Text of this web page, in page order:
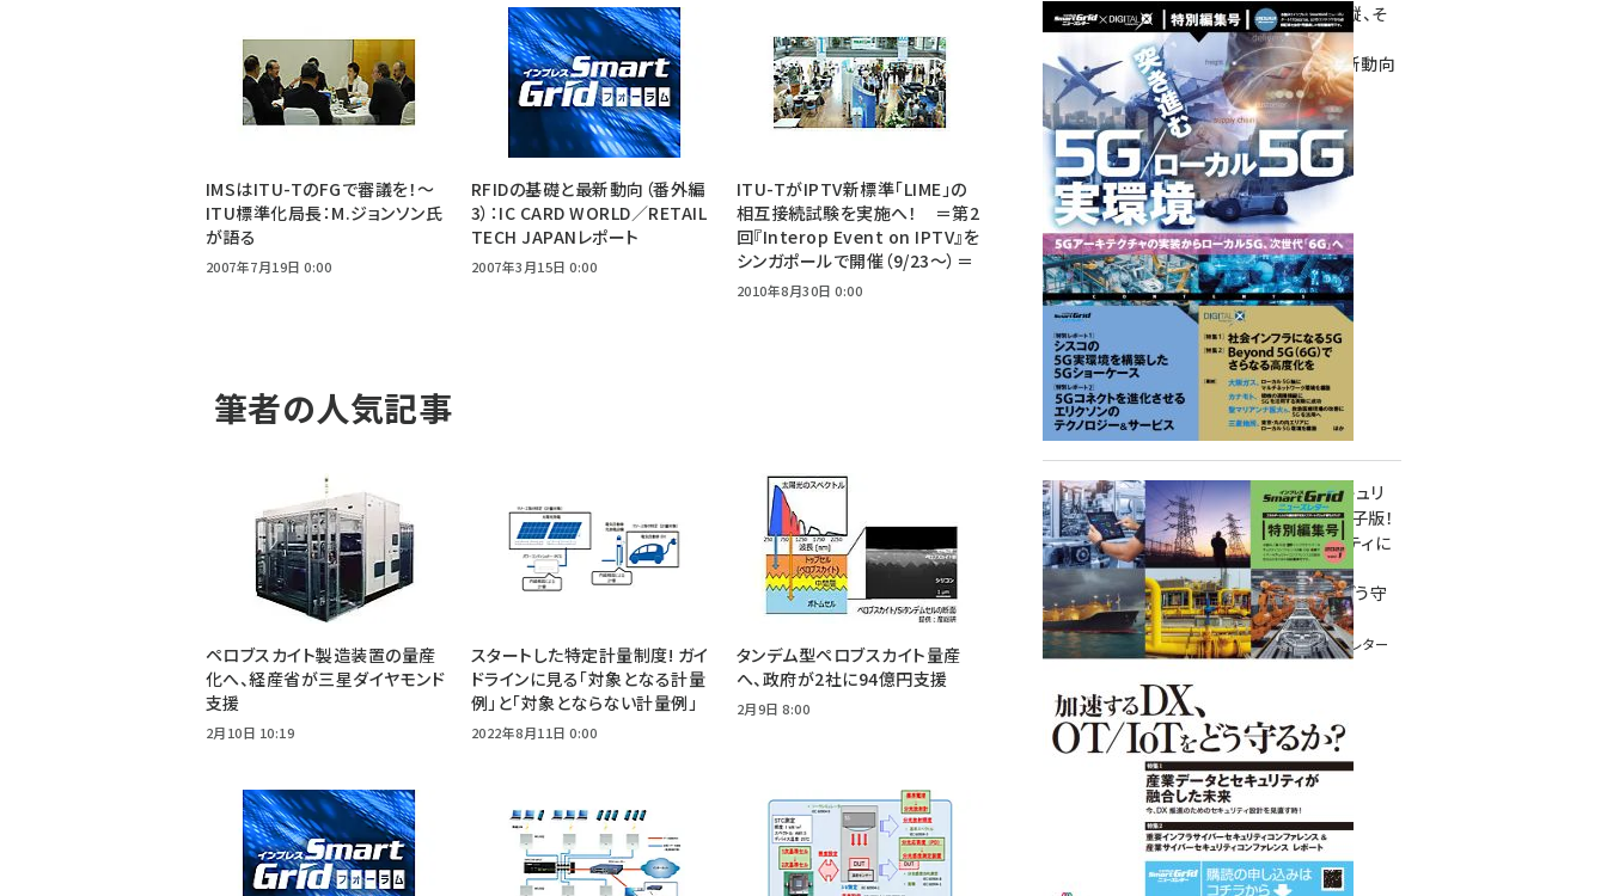
IMSはITU-TのFGで審議を！〜
ITU標準化局長：M.ジョンソン氏
が語る
2007年7月19日 0:00
RFIDの基礎と最新動向（番外編
3）：IC CARD WORLD／RETAIL
TECH JAPANレポート
2007年3月15日 0:00
ITU-TがIPTV新標準「LIME」の
相互接続試験を実施へ！ ＝第2
回『Interop Event on IPTV』を
シンガポールで開催（9/23〜）＝
2010年8月30日 0:00
筆者の人気記事
ペロブスカイト製造装置の量産
化へ、経産省が三星ダイヤモンド
支援
2月10日 10:19
スタートした特定計量制度! ガイ
ドラインに見る「対象となる計量
例」と「対象とならない計量例」
2022年8月11日 0:00
タンデム型ペロブスカイト量産
へ、政府が2社に94億円支援
2月9日 8:00
環境対策、建機の遠隔操縦、そ
して医療。
次世代通信規格「5G」最新動向
をこの1冊で学ぶ
SmartGrid ニューズレター ×
DIGITAL X 特別編集号 2022
Summer
重要インフラサイバーセキュリ
ティコンファレンス特別電子版！
― 産業サイバーセキュリティに
関わる全ての方へ！ ―
加速するDX、OT/IoTをどう守
るか？
インプレス SmartGridニューズレター